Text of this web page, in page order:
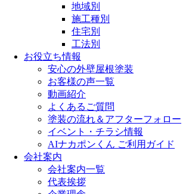
地域別
施工種別
住宅別
工法別
お役立ち情報
安心の外壁屋根塗装
お客様の声一覧
動画紹介
よくあるご質問
塗装の流れ＆アフターフォロー
イベント・チラシ情報
AIナカポンくん ご利用ガイド
会社案内
会社案内一覧
代表挨拶